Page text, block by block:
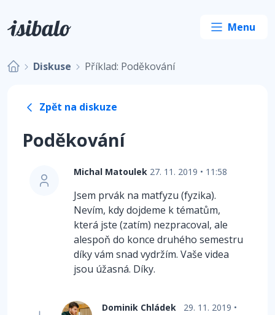
Diskuse Příklad: Poděkování
Zpět na diskuze
Poděkování
Michal Matoulek 27. 11. 2019 • 11:58
Jsem prvák na matfyzu (fyzika).
Nevím, kdy dojdeme k tématům,
která jste (zatím) nezpracoval, ale
alespoň do konce druhého semestru
díky vám snad vydržím. Vaše videa
jsou úžasná. Díky.
Dominik Chládek
29. 11. 2019 •